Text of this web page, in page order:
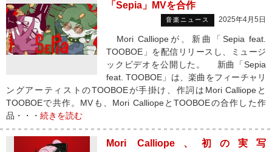
「Sepia」MVを合作
音楽ニュース 2025年4月5日
Mori Calliopeが、新曲「Sepia feat.
TOOBOE」を配信リリースし、ミュージ
ックビデオを公開した。 新曲「Sepia
feat. TOOBOE」は、楽曲をフィーチャリ
ングアーティストのTOOBOEが手掛け、作詞はMori Calliopeと
TOOBOEで共作。MVも、Mori CalliopeとTOOBOEの合作した作
品・・・ 続きを読む
Mori Calliope、初の実写